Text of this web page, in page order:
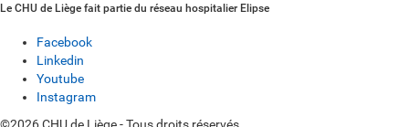
Le CHU de Liège fait partie du réseau hospitalier Elipse
Facebook
Linkedin
Youtube
Instagram
©2026 CHU de Liège - Tous droits réservés.